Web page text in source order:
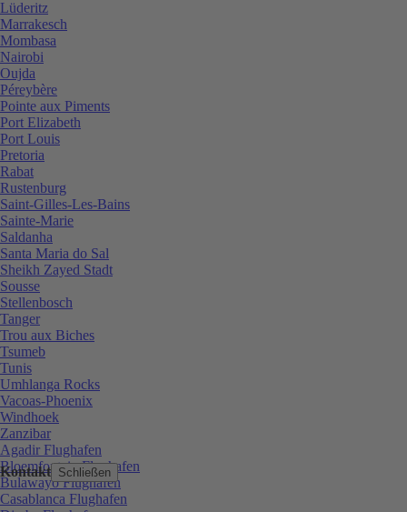
Kontakt Schließen
Lüderitz
Marrakesch
Mombasa
Nairobi
Oujda
Péreybère
Pointe aux Piments
Port Elizabeth
Port Louis
Pretoria
Rabat
Rustenburg
Saint-Gilles-Les-Bains
Sainte-Marie
Saldanha
Santa Maria do Sal
Sheikh Zayed Stadt
Sousse
Stellenbosch
Tanger
Trou aux Biches
Tsumeb
Tunis
Umhlanga Rocks
Vacoas-Phoenix
Windhoek
Zanzibar
Agadir Flughafen
Bloemfontein Flughafen
Bulawayo Flughafen
Casablanca Flughafen